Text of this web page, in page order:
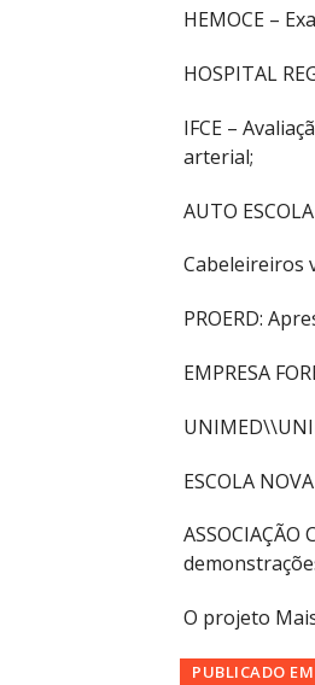
HEMOCE –
HOSPITAL
IFCE –
arterial;
AUTO
Cabeleireiros
PROERD:
EMPRESA
ESCOLA
ASSOCIAÇÃO
O projeto
PUBLICADO EM